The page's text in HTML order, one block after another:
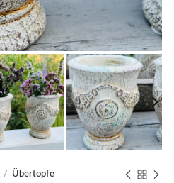
Übertöpfe